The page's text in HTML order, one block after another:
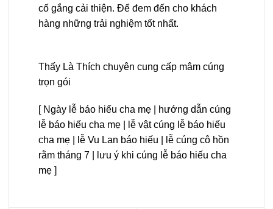
cố gắng cải thiện. Để đem đến cho khách
hàng những trải nghiệm tốt nhất.
Thấy Là Thích chuyên cung cấp mâm cúng
trọn gói
[ Ngày lễ báo hiếu cha mẹ | hướng dẫn cúng
lễ báo hiếu cha mẹ | lễ vật cúng lễ báo hiếu
cha mẹ | lễ Vu Lan báo hiếu | lễ cúng cô hồn
rằm tháng 7 | lưu ý khi cúng lễ báo hiếu cha
mẹ ]